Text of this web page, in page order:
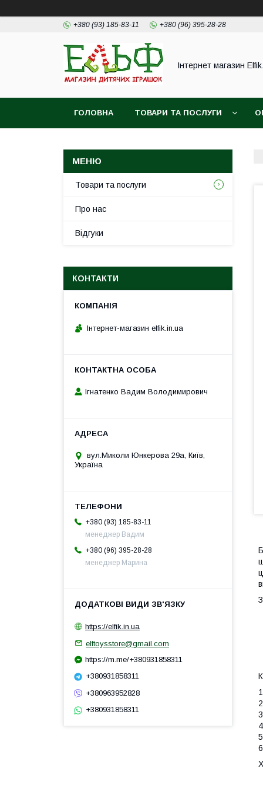
+380 (93) 185-83-11 +380 (96) 395-28-28
Інтернет магазин
ГОЛОВНА ТОВАРИ ТА ПОСЛУГИ
Товари та послуги
Про нас
Відгуки
КОНТАКТИ
Інтернет-магазин elfik.in.ua
Ігнатенко Вадим Володимирович
вул.Миколи Юнкерова 29а, Київ,
Україна
+380 (93) 185-83-11
менеджер Вадим
+380 (96) 395-28-28
менеджер Марина
https://elfik.in.ua
elftoysstore@gmail.com
https://m.me/+380931858311
+380931858311
+380963952828
+380931858311